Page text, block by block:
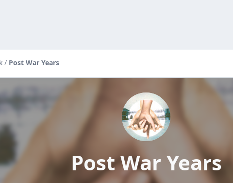
/ Post War Years
Post War Years